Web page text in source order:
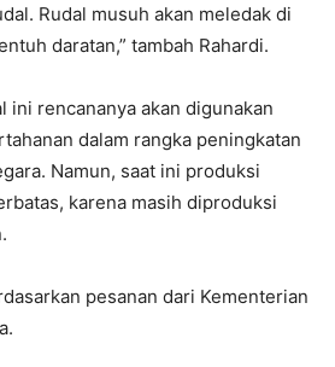
Rudal musuh akan meledak di
daratan,” tambah Rahardi.
ini rencananya akan digunakan
dalam rangka peningkatan
Namun, saat ini produksi
karena masih diproduksi
pesanan dari Kementerian